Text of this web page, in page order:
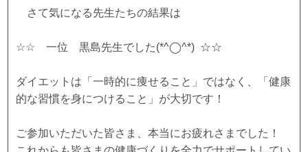
さて気になる先生たちの結果は
☆☆ 一位 黒島先生でした(*^◯^*) ☆☆
ダイエットは「一時的に痩せること」ではなく、「健康
的な習慣を身につけること」が大切です！
ご参加いただいた皆さま、本当にお疲れさまでした！